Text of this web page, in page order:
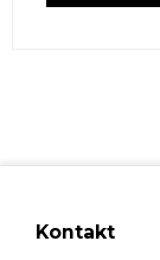
Kontakt